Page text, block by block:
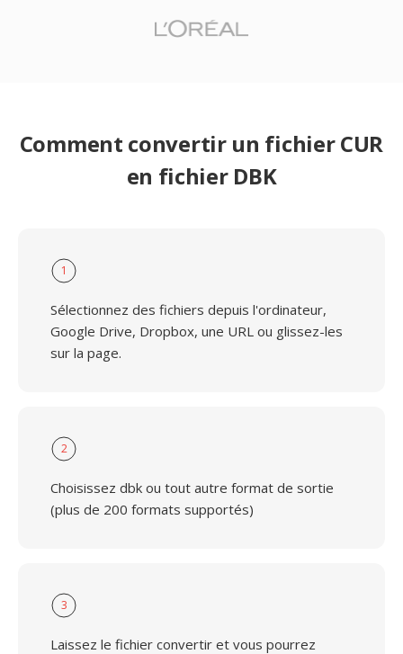
Comment convertir un fichier CUR
en fichier DBK
1
Sélectionnez des fichiers depuis l'ordinateur,
Google Drive, Dropbox, une URL ou glissez-les
sur la page.
2
Choisissez dbk ou tout autre format de sortie
(plus de 200 formats supportés)
3
Laissez le fichier convertir et vous pourrez